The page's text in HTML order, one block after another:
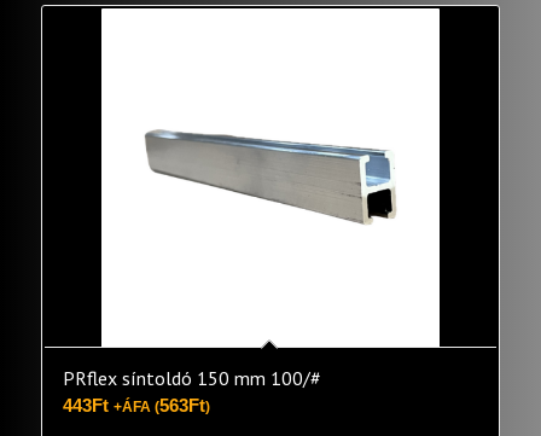
PRflex síntoldó 150 mm 100/#
443Ft +ÁFA (563Ft)